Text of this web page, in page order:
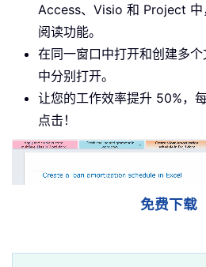
Access、Visio 和 Project 中
阅读功能。
在同一窗口中打开和创建多
中分别打开。
让您的工作效率提升 50%，
点击！
免费下载